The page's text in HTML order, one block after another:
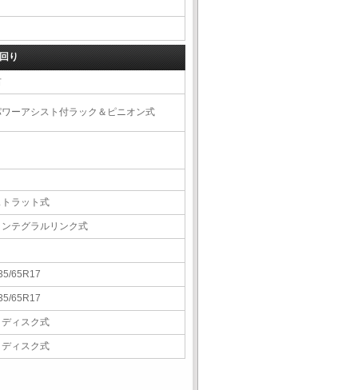
り
ーアシスト付ラック＆ピニオン式
ラット式
テグラルリンク式
65R17
65R17
ィスク式
ィスク式